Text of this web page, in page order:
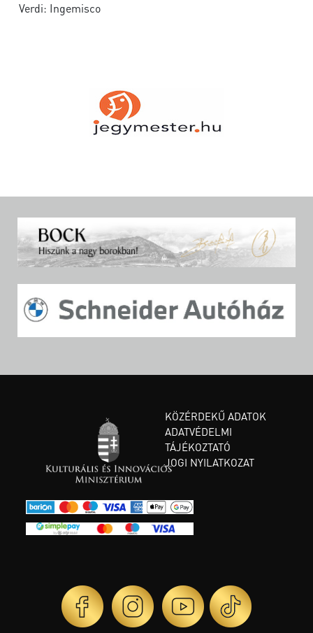
Verdi: Ingemisco
KÖZÉRDEKŰ ADATOK
ADATVÉDELMI
TÁJÉKOZTATÓ
JOGI NYILATKOZAT